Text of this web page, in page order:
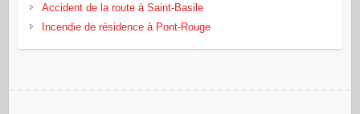
Accident de la route à Saint-Basile
Incendie de résidence à Pont-Rouge